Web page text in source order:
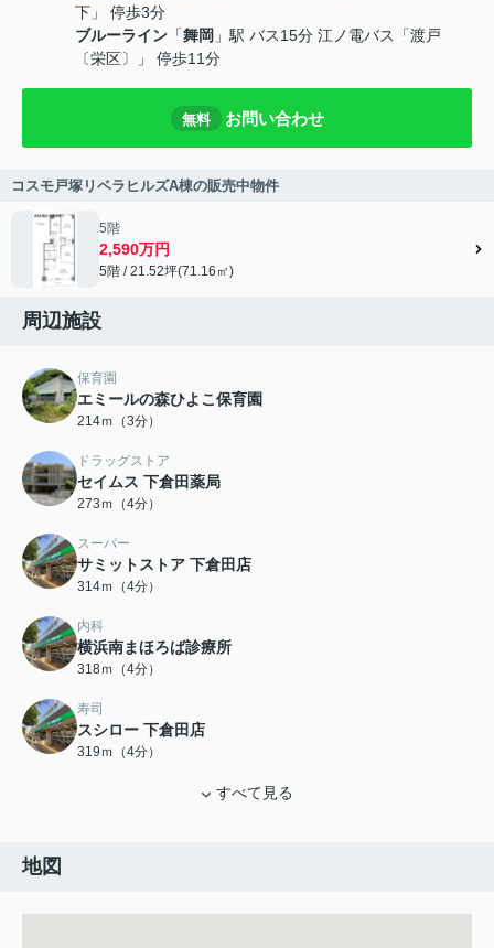
下」 停歩3分
ブルーライン 「舞岡 」駅 バス15分 江ノ電バス「渡戸
〔栄区〕」 停歩11分
無料 お問い合わせ
コスモ戸塚リベラヒルズA棟の販売中物件
5階
2,590万円
5階 / 21.52坪(71.16㎡)
周辺施設
保育園
エミールの森ひよこ保育園
214ｍ（3分）
ドラッグストア
セイムス 下倉田薬局
273ｍ（4分）
スーパー
サミットストア 下倉田店
314ｍ（4分）
内科
横浜南まほろば診療所
318ｍ（4分）
寿司
スシロー 下倉田店
319ｍ（4分）
すべて見る
地図